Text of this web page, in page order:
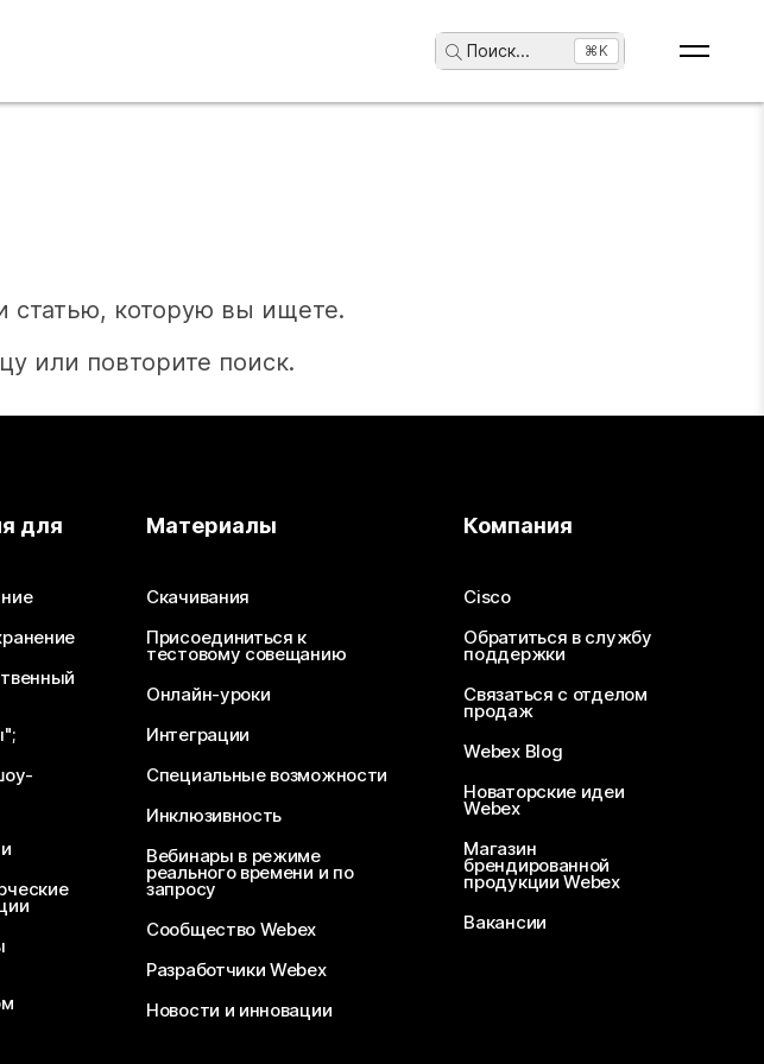
Поиск... ⌘K
статью, которую вы ищете.
или повторите поиск.
для Материалы
Скачивания
Присоединиться к
тестовому совещанию
Онлайн-уроки
Интеграции
Специальные возможности
Инклюзивность
Вебинары в режиме
реального времени и по
запросу
Сообщество Webex
Разработчики Webex
Новости и инновации
Компания
Cisco
Обратиться в службу
поддержки
Связаться с отделом
продаж
Webex Blog
Новаторские идеи
Webex
Магазин
брендированной
продукции Webex
Вакансии